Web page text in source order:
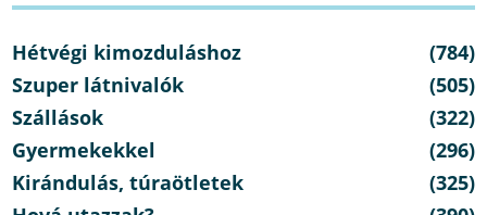
Hétvégi kimozduláshoz
(784)
Szuper látnivalók
(505)
Szállások
(322)
Gyermekekkel
(296)
Kirándulás, túraötletek
(325)